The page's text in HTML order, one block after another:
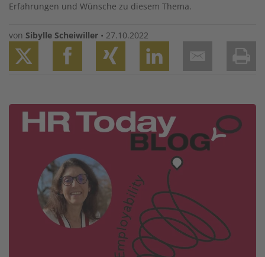
Erfahrungen und Wünsche zu diesem Thema.
von Sibylle Scheiwiller • 27.10.2022
Image